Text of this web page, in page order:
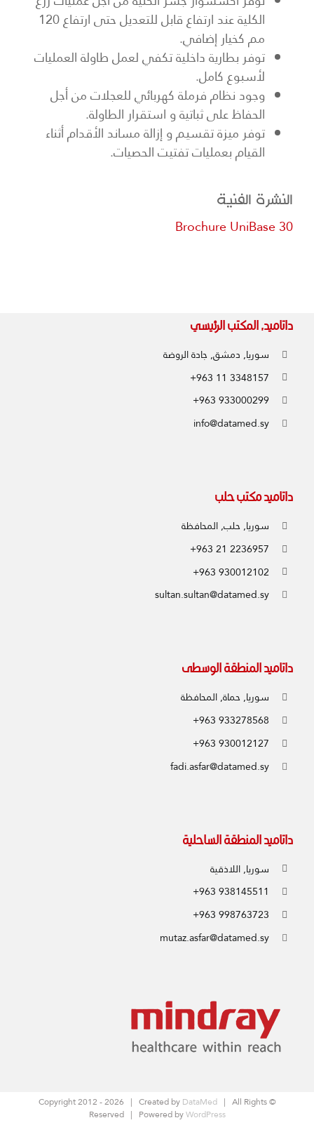
الكلية عند ارتفاع قابل للتعديل حتى ارتفاع 120
مم كخيار إضافي.
توفر بطارية داخلية تكفي لعمل طاولة العمليات
لأسبوع كامل.
وجود نظام فرملة كهربائي للعجلات من أجل
الحفاظ على ثباتية و استقرار الطاولة.
توفر ميزة تقسيم و إزالة مساند الأقدام أثناء
القيام بعمليات تفتيت الحصيات.
النشرة الفنية
Brochure UniBase 30
داتاميد, المكتب الرئيسي
سوريا, دمشق, جادة الروضة
+963 11 3348157
+963 933000299
info@datamed.sy
داتاميد مكتب حلب
سوريا, حلب, المحافظة
+963 21 2236957
+963 930012102
sultan.sultan@datamed.sy
داتاميد المنطقة الوسطى
سوريا, حماة, المحافظة
+963 933278568
+963 930012127
fadi.asfar@datamed.sy
داتاميد المنطقة الساحلية
سوريا, اللاذقية
+963 938145511
+963 998763723
mutaz.asfar@datamed.sy
© Copyright 2012 -
2026 | Created byDataMed| All Rights
Reserved | Powered byWordPress